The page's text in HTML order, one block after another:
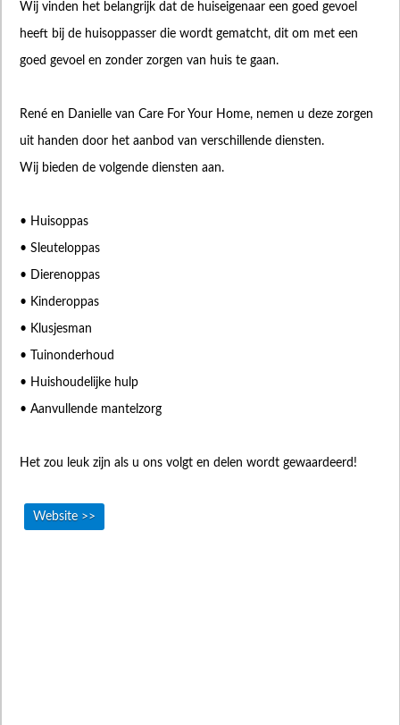
Wij vinden het belangrijk dat de huiseigenaar een goed gevoel
heeft bij de huisoppasser die wordt gematcht, dit om met een
goed gevoel en zonder zorgen van huis te gaan.
René en Danielle van Care For Your Home, nemen u deze zorgen
uit handen door het aanbod van verschillende diensten.
Wij bieden de volgende diensten aan.
• Huisoppas
• Sleuteloppas
• Dierenoppas
• Kinderoppas
• Klusjesman
• Tuinonderhoud
• Huishoudelijke hulp
• Aanvullende mantelzorg
Het zou leuk zijn als u ons volgt en delen wordt gewaardeerd!
Website >>